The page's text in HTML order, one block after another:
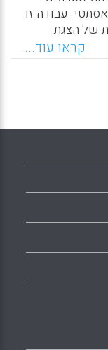
עבודה זו
של הצגת
התקשורת
קראו עוד...